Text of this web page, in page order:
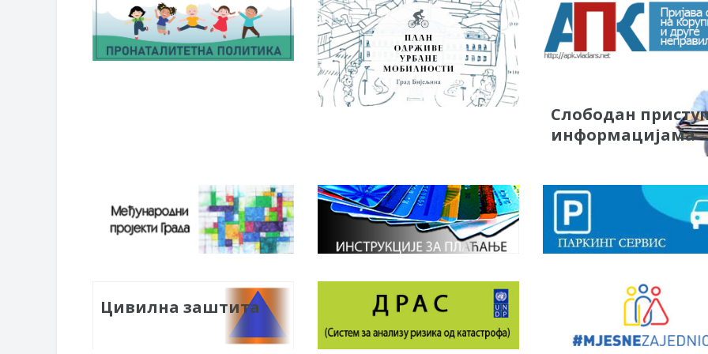
Слободан
информацијама
Цивилна заштита